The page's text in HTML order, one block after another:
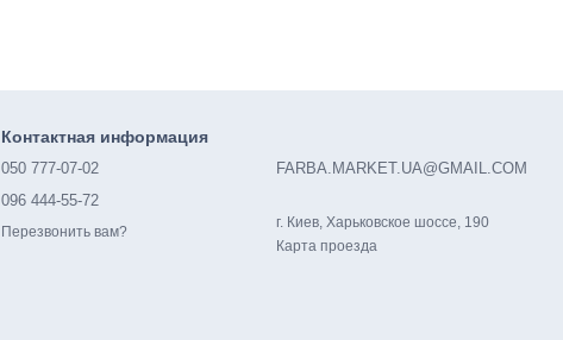
Контактная информация
050 777-07-02
096 444-55-72
Перезвонить вам?
FARBA.MARKET.UA@GMAIL.COM
г. Киев, Харьковское шоссе, 190
Карта проезда